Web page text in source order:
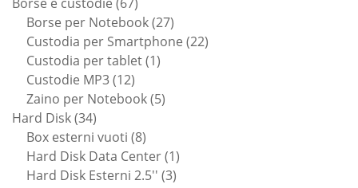
prodotti
Borse per Notebook 2727
prodotti
Custodia per Smartphone 2222
Custodia per tablet 11
Custodie MP3 1212
prodotti
Zaino per Notebook 55
Hard Disk 3434
prodotti
Box esterni vuoti 88
prodotti
Hard Disk Data Center 11
prodotto
Hard Disk Esterni 2.5'' 33